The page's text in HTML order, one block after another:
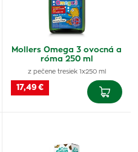
Mollers Omega 3 ovocná a
róma 250 ml
z pečene tresiek 1x250 ml
17,49 €